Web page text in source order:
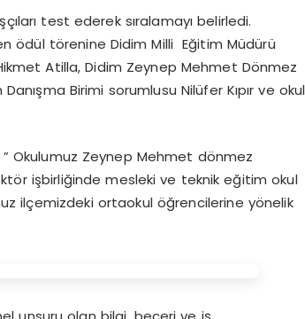
test ederek sıralamayı belirledi.
ödül törenine Didim Milli Eğitim Müdürü
Atilla, Didim Zeynep Mehmet Dönmez
Birimi sorumlusu Nilüfer Kıpır ve okul
” Okulumuz Zeynep Mehmet dönmez
işbirliğinde mesleki ve teknik eğitim okul
ilçemizdeki ortaokul öğrencilerine yönelik